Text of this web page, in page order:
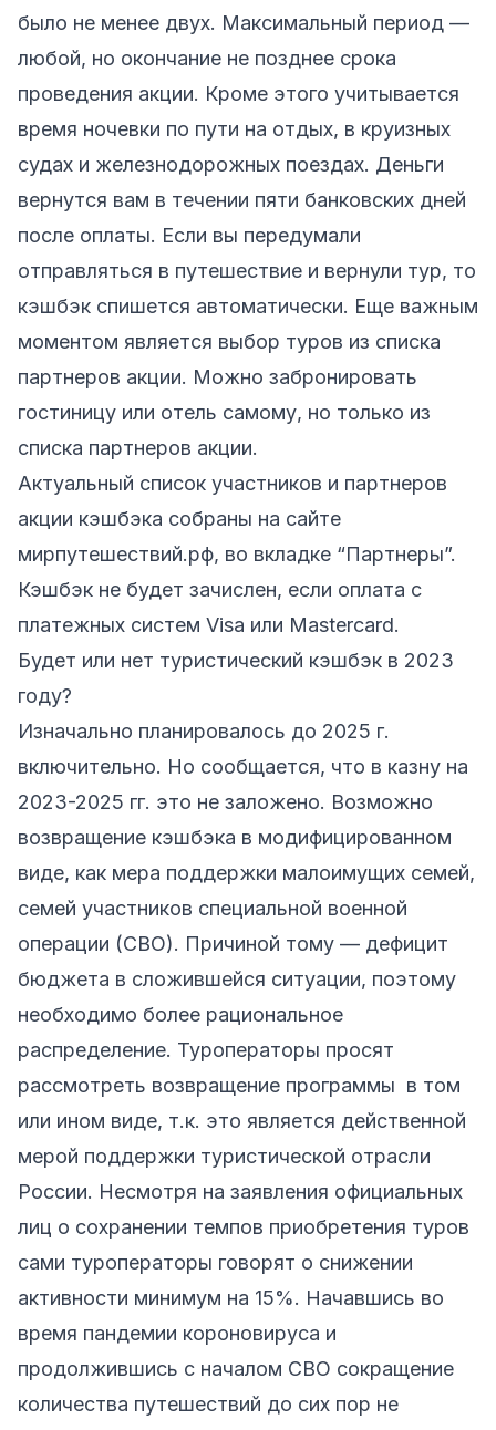
было не менее двух. Максимальный период —
любой, но окончание не позднее срока
проведения акции. Кроме этого учитывается
время ночевки по пути на отдых, в круизных
судах и железнодорожных поездах. Деньги
вернутся вам в течении пяти банковских дней
после оплаты. Если вы передумали
отправляться в путешествие и вернули тур, то
кэшбэк спишется автоматически. Еще важным
моментом является выбор туров из списка
партнеров акции. Можно забронировать
гостиницу или отель самому, но только из
списка партнеров акции.
Актуальный список участников и партнеров
акции кэшбэка собраны на сайте
мирпутешествий.рф, во вкладке “Партнеры”.
Кэшбэк не будет зачислен, если оплата с
платежных систем Visa или Mastercard.
Будет или нет туристический кэшбэк в 2023
году?
Изначально планировалось до 2025 г.
включительно. Но сообщается, что в казну на
2023-2025 гг. это не заложено. Возможно
возвращение кэшбэка в модифицированном
виде, как мера поддержки малоимущих семей,
семей участников специальной военной
операции (СВО). Причиной тому — дефицит
бюджета в сложившейся ситуации, поэтому
необходимо более рациональное
распределение. Туроператоры просят
рассмотреть возвращение программы в том
или ином виде, т.к. это является действенной
мерой поддержки туристической отрасли
России. Несмотря на заявления официальных
лиц о сохранении темпов приобретения туров
сами туроператоры говорят о снижении
активности минимум на 15%. Начавшись во
время пандемии короновируса и
продолжившись с началом СВО сокращение
количества путешествий до сих пор не